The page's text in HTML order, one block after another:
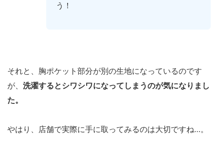
う！
それと、胸ポケット部分が別の生地になっているのです
が、 洗濯するとシワシワになってしまうのが気になりまし
た。
やはり、店舗で実際に手に取ってみるのは大切ですね…。